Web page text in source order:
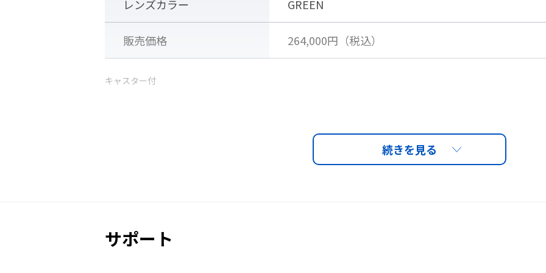
フレーム連結部に特
レンズカラー GREEN
販売価格 264,000円（税込）
キャスター付
サポート